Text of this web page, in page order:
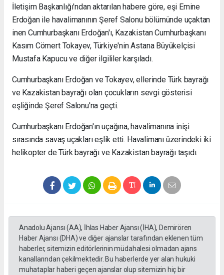
İletişim Başkanlığı'ndan aktarılan habere göre, eşi Emine
Erdoğan ile havalimanının Şeref Salonu bölümünde uçaktan
inen Cumhurbaşkanı Erdoğan'ı, Kazakistan Cumhurbaşkanı
Kasım Cömert Tokayev, Türkiye'nin Astana Büyükelçisi
Mustafa Kapucu ve diğer ilgililer karşıladı.
Cumhurbaşkanı Erdoğan ve Tokayev, ellerinde Türk bayrağı
ve Kazakistan bayrağı olan çocukların sevgi gösterisi
eşliğinde Şeref Salonu'na geçti.
Cumhurbaşkanı Erdoğan'ın uçağına, havalimanına inişi
sırasında savaş uçakları eşlik etti. Havalimanı üzerindeki iki
helikopter de Türk bayrağı ve Kazakistan bayrağı taşıdı.
Anadolu Ajansı (AA), İhlas Haber Ajansı (İHA), Demirören
Haber Ajansı (DHA) ve diğer ajanslar tarafından eklenen tüm
haberler, sitemizin editörlerinin müdahalesi olmadan ajans
kanallarından çekilmektedir. Bu haberlerde yer alan hukuki
muhataplar haberi geçen ajanslar olup sitemizin hiç bir